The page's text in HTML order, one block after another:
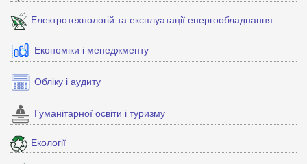
Електротехнологій та експлуатації енергообладнання
Економіки і менеджменту
Обліку і аудиту
Гуманітарної освіти і туризму
Екології